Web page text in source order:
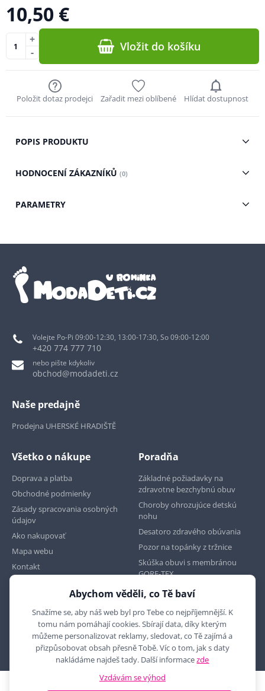
10,50 €
-
+ Vložit do košíku
Položit dotaz prodejci Zařadit mezi oblíbené Hlídat dostupnost
POPIS PRODUKTU
HODNOCENÍ ZÁKAZNÍKŮ (0)
PARAMETRY
Volejte Po-Pi 09:00-12:30, 13:00-17:30, So 09:00-12:00
+420 774 777 710
nebo pište kdykoliv
obchod@modadeti.cz
Naše predajně
Prodejna UHERSKÉ HRADIŠTĚ
Všetko o nákupe
Doprava a platba
Obchodné podmienky
Zásady spracovania osobných
údajov
Ako nakupovať
Mapa webu
Kontakt
Poradňa
Základné požiadavky na
zdravotne bezchybnú obuv
Choroby ohrozujúce detskú
nohu
Desatoro zdravého obúvania
Pozor na topánky z tržnice
Skúška obuvi s membránou
GORE-TEX
2010 - 2026 © MYRON MAXX, s.r.o., všechna práva vyhrazena
Abychom věděli, co Tě baví
Snažíme se, aby náš web byl pro Tebe co nejpříjemnější. K
tomu nám pomáhají cookies. Sbírají data, díky kterým
můžeme personalizovat reklamy, sledovat, co Tě zajímá a
přizpůsobovat obsah přesně Tobě. Víc o tom, jak s daty
nakládáme najdeš tady. Další informacezde
Vzdávám se výhod